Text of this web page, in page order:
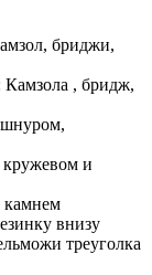
бриджи,
Камзола , бридж,
шнуром,
и
камнем
внизу
треуголка